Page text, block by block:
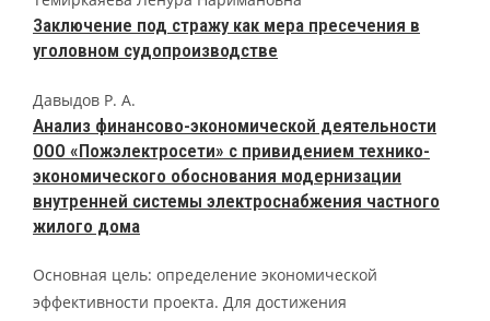
Заключение под стражу как мера пресечения в
уголовном судопроизводстве
Давыдов Р. А.
Анализ финансово-экономической деятельности
ООО «Пожэлектросети» с привидением технико-
экономического обоснования модернизации
внутренней системы электроснабжения частного
жилого дома
Основная цель: определение экономической
эффективности проекта. Для достижения